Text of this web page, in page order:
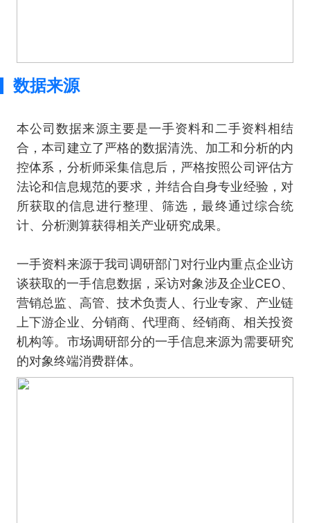
数据来源
本公司数据来源主要是一手资料和二手资料相结
合，本司建立了严格的数据清洗、加工和分析的内
控体系，分析师采集信息后，严格按照公司评估方
法论和信息规范的要求，并结合自身专业经验，对
所获取的信息进行整理、筛选，最终通过综合统
计、分析测算获得相关产业研究成果。
一手资料来源于我司调研部门对行业内重点企业访
谈获取的一手信息数据，采访对象涉及企业CEO、
营销总监、高管、技术负责人、行业专家、产业链
上下游企业、分销商、代理商、经销商、相关投资
机构等。市场调研部分的一手信息来源为需要研究
的对象终端消费群体。